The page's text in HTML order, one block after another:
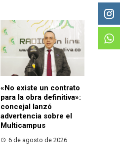
«No existe un contrato
para la obra definitiva»:
concejal lanzó
advertencia sobre el
Multicampus
6 de agosto de 2026